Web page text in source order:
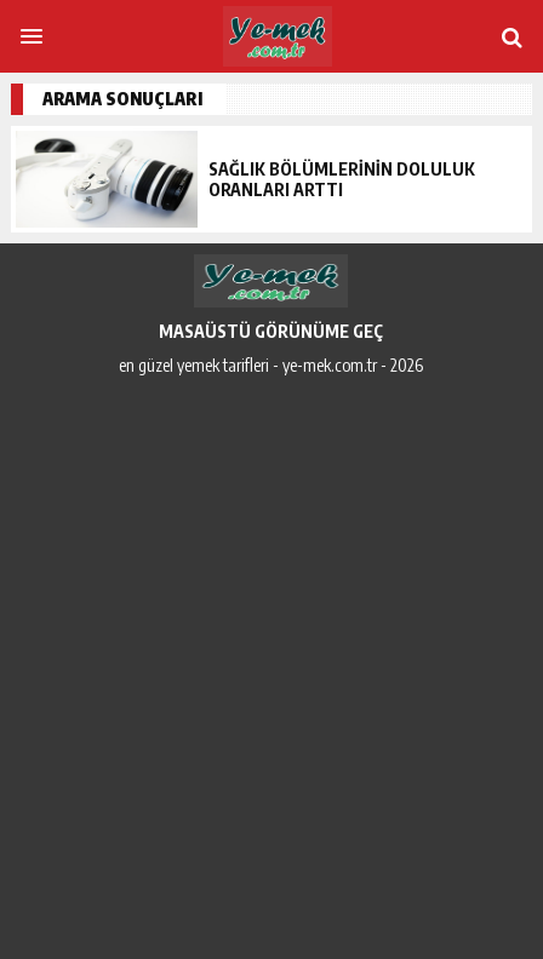
ARAMA SONUÇLARI
SAĞLIK BÖLÜMLERININ DOLULUK
ORANLARI ARTTI
MASAÜSTÜ GÖRÜNÜME GEÇ
en güzel yemek tarifleri - ye-mek.com.tr - 2026